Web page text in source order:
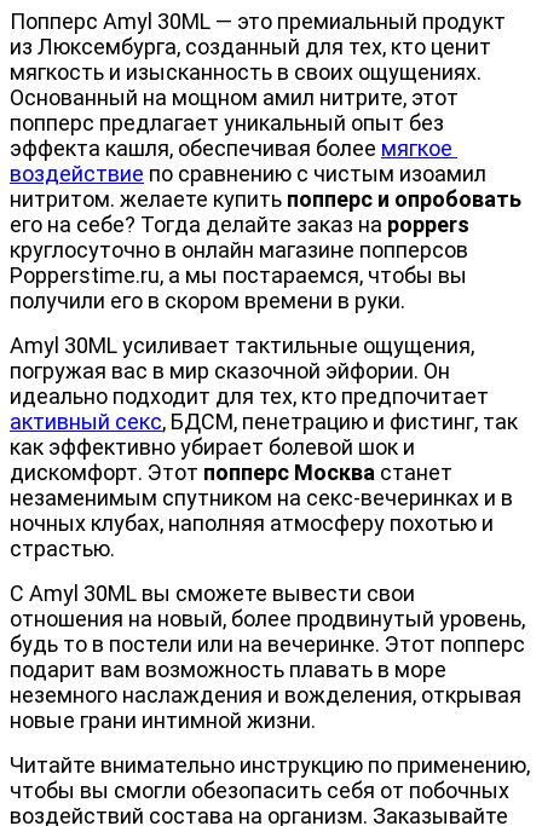
Попперс Amyl 30ML — это премиальный продукт
из Люксембурга, созданный для тех, кто ценит
мягкость и изысканность в своих ощущениях.
Основанный на мощном амил нитрите, этот
попперс предлагает уникальный опыт без
эффекта кашля, обеспечивая более мягкое
воздействие по сравнению с чистым изоамил
нитритом. желаете купить попперс и опробовать
его на себе? Тогда делайте заказ на poppers
круглосуточно в онлайн магазине попперсов
Popperstime.ru, а мы постараемся, чтобы вы
получили его в скором времени в руки.
Amyl 30ML усиливает тактильные ощущения,
погружая вас в мир сказочной эйфории. Он
активный секс, БДСМ, пенетрацию и фистинг, так
как эффективно убирает болевой шок и
дискомфорт. Этот попперс Москва станет
незаменимым спутником на секс-вечеринках и в
ночных клубах, наполняя атмосферу похотью и
страстью.
С Amyl 30ML вы сможете вывести свои
отношения на новый, более продвинутый уровень,
будь то в постели или на вечеринке. Этот попперс
подарит вам возможность плавать в море
неземного наслаждения и вожделения, открывая
новые грани интимной жизни.
Читайте внимательно инструкцию по применению,
чтобы вы смогли обезопасить себя от побочных